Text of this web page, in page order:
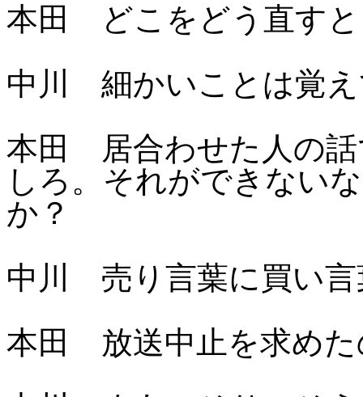
本田 どこをどう直す
中川 細かいことは覚え
本田 居合わせた人の話
しろ。それができない
か？
中川 売り言葉に買い言
本田 放送中止を求めた